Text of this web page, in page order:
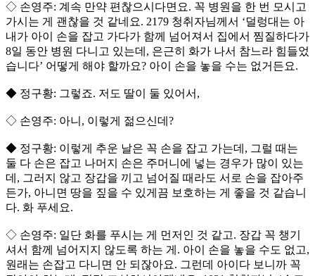
◇ 손영주: 계속 만약 편찮으시다면요. 꼭 병원을 한 번 모시고
가시는 게 괜찮을 것 같네요. 2179 청취자님께서 ‘덜렁대는 아
내가 아이 손을 잡고 가다가 함께 넘어져서 집에서 찜질하다가
8일 동안 병원 다니고 있는데, 은근히 화가 나서 참느라 힘들었
습니다’ 어떻게 해야 할까요? 아이 손을 놓을 수는 없거든요.
◆ 정구황: 그렇죠. 저도 딸이 둘 있어서,
◇ 손영주: 아니, 이렇게 젊으신데?
◆ 정구황: 이렇게 추운 날은 꼭 손을 잡고 가는데, 그럴 때는
둘 다 손은 잡고 나머지 손은 주머니에 넣는 경우가 많이 있는
데, 그러지 않고 장갑을 끼고 넘어질 때라도 서로 손을 잡아주
든가, 아니면 땅을 짚을 수 있게끔 보호하는 게 좋을 것 같습니
다. 화 푸세요.
◇ 손영주: 일단 화를 푸시는 게 먼저인 것 같고. 장갑 꼭 챙기
셔서 함께 넘어지지 않도록 하는 게. 아이 손을 놓을 수도 없고,
원래는 손잡고 다니면 안 되잖아요. 그런데 아이다 보니까 꼭